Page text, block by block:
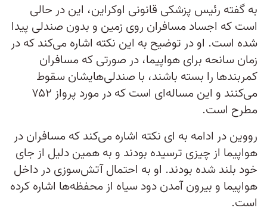
به گفته رئیس پزشکی قانونی اوکراین، این در حالی
است که اجساد مسافران روی زمین و بدون صندلی‌ پیدا
شده است. او در توضیح به این نکته اشاره می‌کند که در
زمان سانحه برای هواپیما، در صورتی که مسافران
کمربندها را بسته باشند، با صندلی‌هایشان سقوط
می‌کنند و این مساله‌ای است که در مورد پرواز ۷۵۲
مطرح است.
رووین در ادامه به ای نکته اشاره می‌کند که مسافران در
هواپیما از چیزی ترسیده بودند و به همین دلیل از جای
خود بلند شده بودند. او به احتمال آتش‌سوزی در داخل
هواپیما و بیرون آمدن دود سیاه از محفظه‌ها اشاره کرده
است.